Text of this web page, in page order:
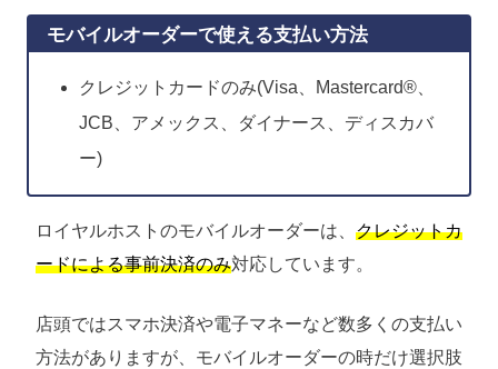
モバイルオーダーで使える支払い方法
クレジットカードのみ(Visa、Mastercard®、
JCB、アメックス、ダイナース、ディスカバ
ー)
ロイヤルホストのモバイルオーダーは、 クレジットカ
ードによる事前決済のみ対応しています。
店頭ではスマホ決済や電子マネーなど数多くの支払い
方法がありますが、モバイルオーダーの時だけ選択肢